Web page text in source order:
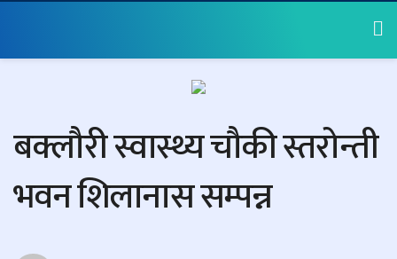
बक्लौरी स्वास्थ्य चौकी स्तरोन्ती
भवन शिलानास सम्पन्न